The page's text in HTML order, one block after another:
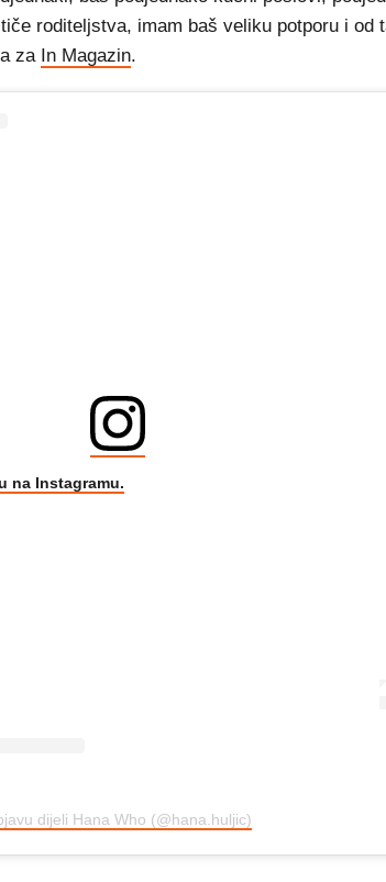
roditeljstva, imam baš veliku potporu i od
za In Magazin.
na Instagramu.
dijeli Hana Who (@hana.huljic)